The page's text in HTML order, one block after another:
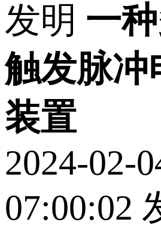
发明 一
触发脉冲
装置
2024-02-
07:00:02